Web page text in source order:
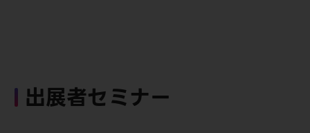
出展者セミナー